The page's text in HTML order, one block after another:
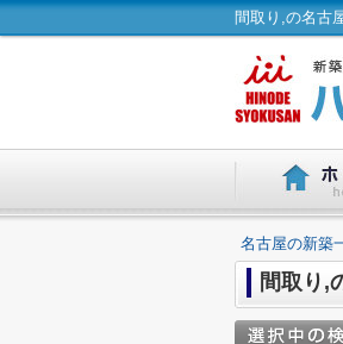
間取り,の名古
名古屋の新築
間取り,